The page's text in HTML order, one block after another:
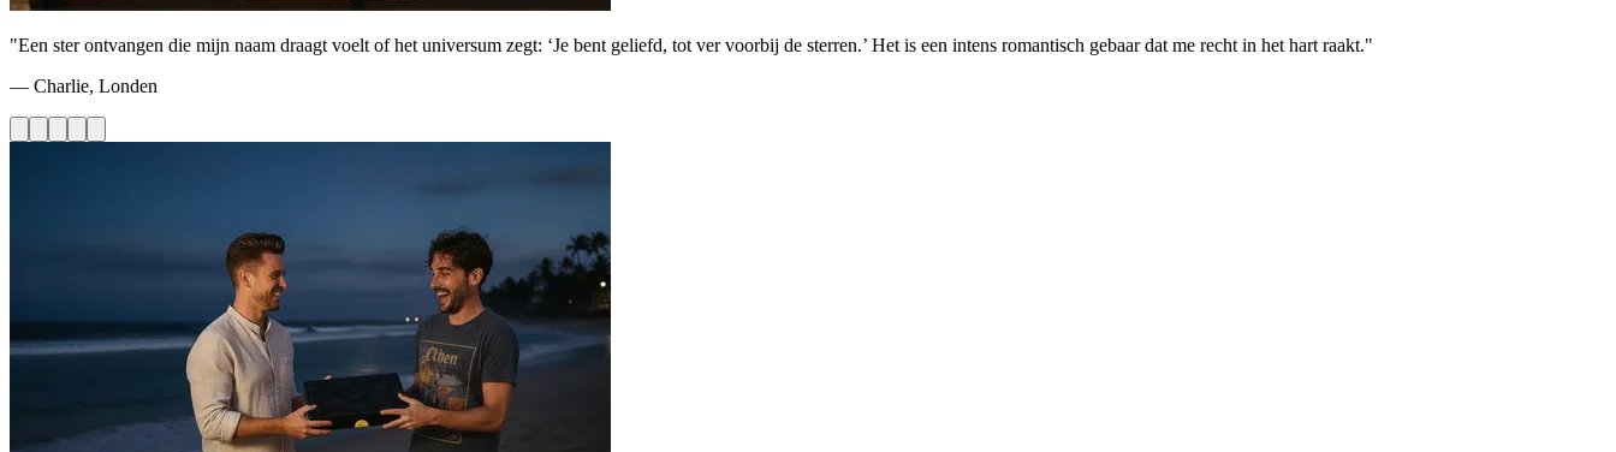
"Een ster ontvangen die mijn naam draagt voelt of het universum zegt: ‘Je bent geliefd, tot ver voorbij de sterren.’ Het is een intens romantisch gebaar dat me recht in het hart raakt."
— Charlie, Londen